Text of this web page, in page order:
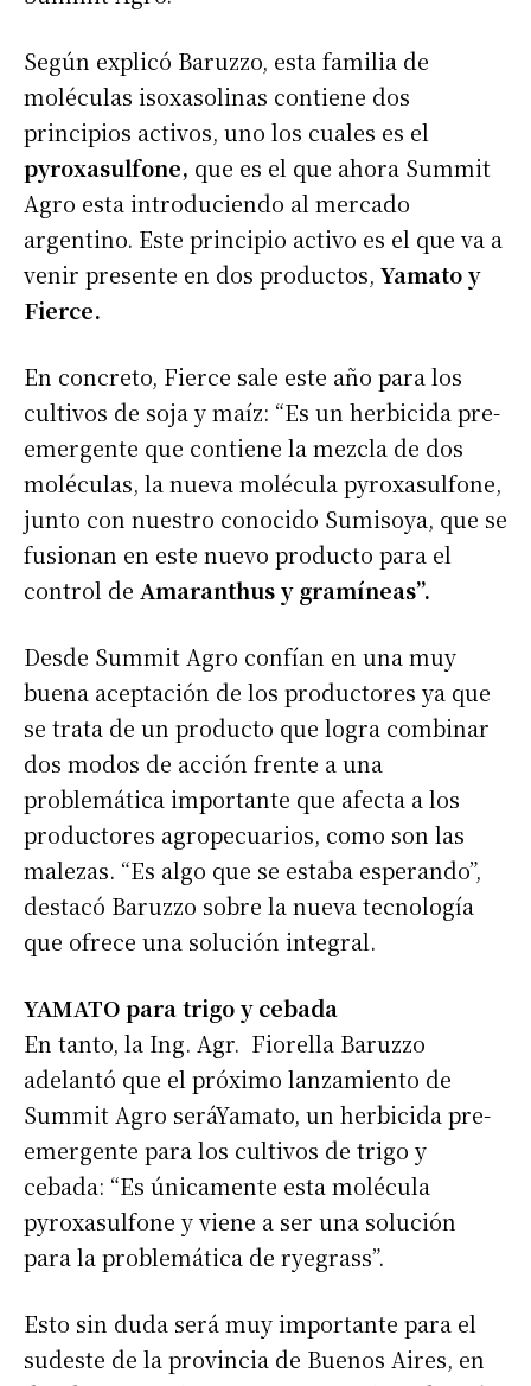
Según explicó Baruzzo, esta familia de
moléculas isoxasolinas contiene dos
principios activos, uno los cuales es el
pyroxasulfone, que es el que ahora Summit
Agro esta introduciendo al mercado
argentino. Este principio activo es el que va a
venir presente en dos productos, Yamato y
Fierce.
En concreto, Fierce sale este año para los
cultivos de soja y maíz: “Es un herbicida pre-
emergente que contiene la mezcla de dos
moléculas, la nueva molécula pyroxasulfone,
junto con nuestro conocido Sumisoya, que se
fusionan en este nuevo producto para el
control de Amaranthus y gramíneas”.
Desde Summit Agro confían en una muy
buena aceptación de los productores ya que
se trata de un producto que logra combinar
dos modos de acción frente a una
problemática importante que afecta a los
productores agropecuarios, como son las
malezas. “Es algo que se estaba esperando”,
destacó Baruzzo sobre la nueva tecnología
que ofrece una solución integral.
YAMATO para trigo y cebada
En tanto, la Ing. Agr. Fiorella Baruzzo
adelantó que el próximo lanzamiento de
Summit Agro seráYamato, un herbicida pre-
emergente para los cultivos de trigo y
cebada: “Es únicamente esta molécula
pyroxasulfone y viene a ser una solución
para la problemática de ryegrass”.
Esto sin duda será muy importante para el
sudeste de la provincia de Buenos Aires, en